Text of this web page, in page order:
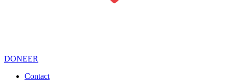
DONEER
Contact